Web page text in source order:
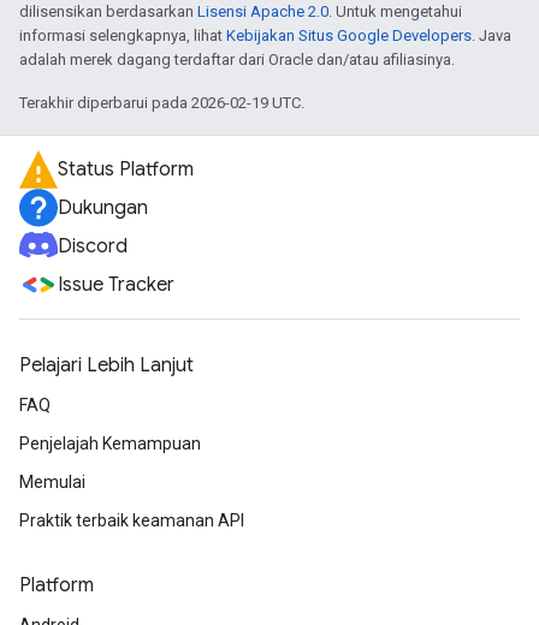
dilisensikan berdasarkan Lisensi Apache 2.0. Untuk mengetahui
informasi selengkapnya, lihat Kebijakan Situs Google Developers. Java
adalah merek dagang terdaftar dari Oracle dan/atau afiliasinya.
Terakhir diperbarui pada 2026-02-19 UTC.
Status Platform
Dukungan
Discord
Issue Tracker
Pelajari Lebih Lanjut
FAQ
Penjelajah Kemampuan
Memulai
Praktik terbaik keamanan API
Platform